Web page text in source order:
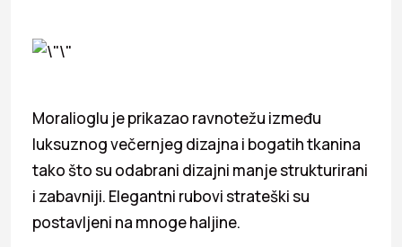
Moralioglu je prikazao ravnotežu između
luksuznog večernjeg dizajna i bogatih tkanina
tako što su odabrani dizajni manje strukturirani
i zabavniji. Elegantni rubovi strateški su
postavljeni na mnoge haljine.